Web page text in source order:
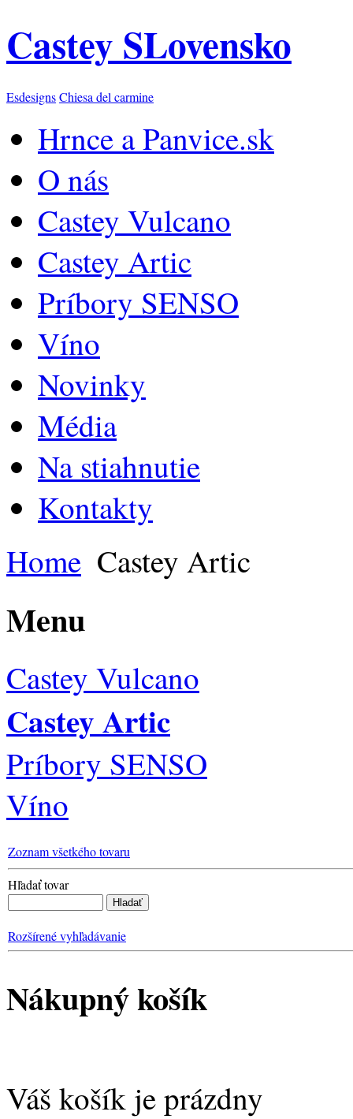
Castey SLovensko
EsdesignsChiesa del carmine
Hrnce a Panvice.sk
O nás
Castey Vulcano
Castey Artic
Príbory SENSO
Víno
Novinky
Média
Na stiahnutie
Kontakty
Home Castey Artic
Menu
Castey Vulcano
Castey Artic
Príbory SENSO
Víno
Zoznam všetkého tovaru
Hľadať tovar
Rozšírené vyhľadávanie
Nákupný košík
Váš košík je prázdny